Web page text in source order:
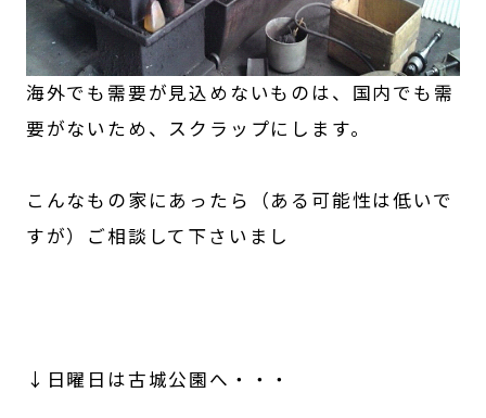
海外でも需要が見込めないものは、国内でも需
要がないため、スクラップにします。
こんなもの家にあったら（ある可能性は低いで
すが）ご相談して下さいまし
↓日曜日は古城公園へ・・・